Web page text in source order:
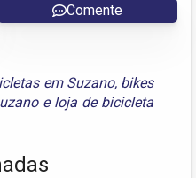
Comente
em Suzano, bikes
e loja de bicicleta